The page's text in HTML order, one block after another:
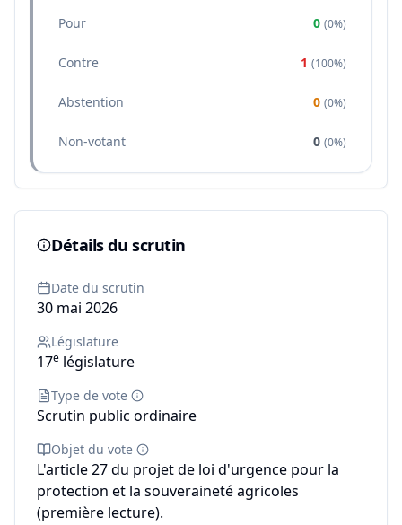
Pour 0 (0%)
Contre 1 (100%)
Abstention 0 (0%)
Non-votant 0 (0%)
Détails du scrutin
Date du scrutin
30 mai 2026
Législature
17e législature
Type de vote
Scrutin public ordinaire
Objet du vote
L'article 27 du projet de loi d'urgence pour la
protection et la souveraineté agricoles
(première lecture).